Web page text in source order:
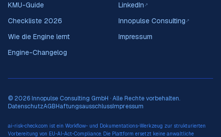
KMU-Guide
Checkliste 2026
Wie die Engine lernt
Engine-Changelog
LinkedIn ↗
Innopulse Consulting ↗
Impressum
© 2026 Innopulse Consulting GmbH · Alle Rechte vorbehalten.
DatenschutzAGBHaftungsausschlussImpressum
ai-risk-check.com ist ein Workflow- und Dokumentations-Werkzeug zur strukturierten
Vorbereitung von EU-AI-Act-Compliance. Die Plattform ersetzt keine anwaltliche